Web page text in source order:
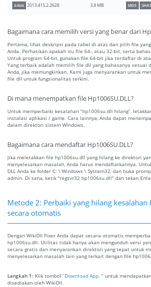
64bit 2013.415.2.2628 3.8 MB MD5 SHA1
Bagaimana cara memilih versi yang benar dari
Pertama, lihat deskripsi pada tabel di atas dan pilih file
Anda. Perhatikan apakah itu file 64-, atau 32-bit, serta
Untuk program 64-bit, gunakan file 64-bit jika terdaftar di
Yang terbaik adalah memilih file dll yang bahasanya sesuai
Anda, jika memungkinkan. Kami juga menyarankan untuk
file dll untuk fungsionalitas terkini.
Di mana menempatkan file Hp1006SU.DLL?
Untuk memperbaiki kesalahan “hp1006su.dll hilang”,
instalasi aplikasi / game. Cara lainnya, Anda dapat
dalam direktori sistem Windows.
Bagaimana cara mendaftar Hp1006SU.DLL?
Jika meletakkan file hp1006su.dll yang hilang ke direktori
menyelesaikan masalah, Anda harus mendaftarkannya.
DLL Anda ke folder C: \ Windows \ System32, dan buka
admin. Di sana, ketik "regsvr32 hp1006su.dll" dan tekan
Metode 2: Perbaiki yang hilang kesalahan
secara otomatis
Dengan WikiDll Fixer Anda dapat secara otomatis
hp1006su.dll. Utilitas tidak hanya akan mengunduh versi
secara gratis dan menyarankan direktori yang tepat untuk
menyelesaikan masalah lain yang terkait dengan file
Langkah 1: Klik tombol “Download App. ” untuk
disediakan oleh WikiDll.